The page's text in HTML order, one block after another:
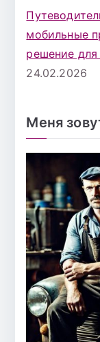
мобильные
решение
24.02.2026
Меня